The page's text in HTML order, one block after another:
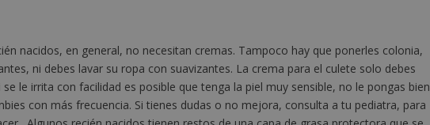
nacidos, en general, no necesitan cremas. Tampoco hay que ponerles colonia,
ni debes lavar su ropa con suavizantes. La crema para el culete solo debes
se le irrita con facilidad es posible que tenga la piel muy sensible, no le pongas bien
con más frecuencia. Si tienes dudas o no mejora, consulta a tu pediatra, para